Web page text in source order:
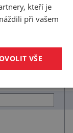
kteří je
při vašem
VŠE